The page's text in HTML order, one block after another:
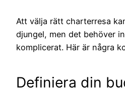
Att välja rätt charterresa
djungel, men det behöver
komplicerat. Här är några
Definiera din